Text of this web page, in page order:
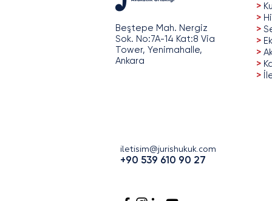
Beştepe Mah. Nergiz
Sok. No:7A-14 Kat:8 Via
Tower, Yenimahalle,
Ankara
>
>
>
>
>
>
>
iletisim@jurishukuk.com
+90 539 610 90 27